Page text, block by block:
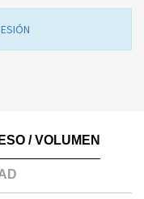
/ VOLUMEN